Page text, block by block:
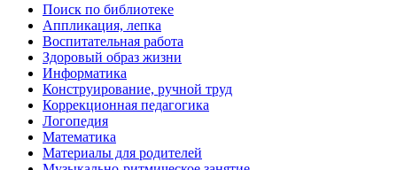
Поиск по библиотеке
Аппликация, лепка
Воспитательная работа
Здоровый образ жизни
Информатика
Конструирование, ручной труд
Коррекционная педагогика
Логопедия
Математика
Материалы для родителей